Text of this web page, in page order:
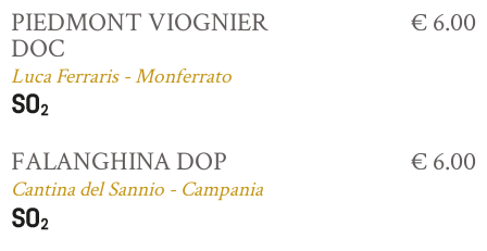
PIEDMONT VIOGNIER
DOC
Luca Ferraris - Monferrato
€ 6.00
FALANGHINA DOP
Cantina del Sannio - Campania
€ 6.00